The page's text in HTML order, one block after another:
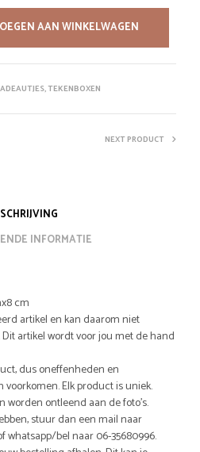
AAN WINKELWAGEN
,TEKENBOXEN
NEXT PRODUCT
INFORMATIE
cm
artikel en kan daarom niet
artikel wordt voor jou met de hand
dus oneffenheden en
Elk product is uniek.
ontleend aan de foto’s.
stuur dan een mail naar
whatsapp/bel naar 06-35680996.